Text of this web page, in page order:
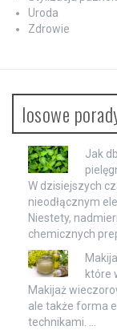
Uroda
Zdrowie
losowe
Jak
W dzisiejszych
nieodłącznym
Niestety,
chemicznych
które
Makijaż
ale także forma
technikami. …